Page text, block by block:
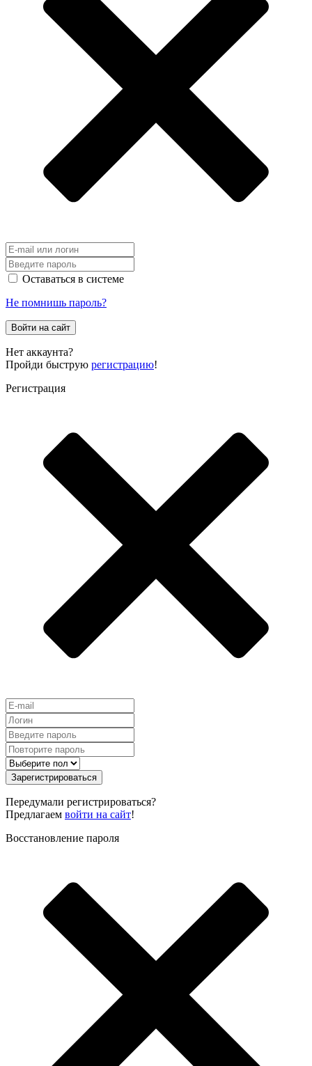
Оставаться в системе
Не помнишь пароль?
Войти на сайт
Нет аккаунта?
Пройди быструю регистрацию!
Регистрация
Зарегистрироваться
Передумали регистрироваться?
Предлагаем войти на сайт!
Восстановление пароля